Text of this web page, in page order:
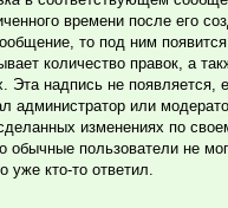
времени после его
то под ним
количество правок, а
Эта надпись не появляется,
администратор или
изменениях по
обычные пользователи не
уже кто-то ответил.